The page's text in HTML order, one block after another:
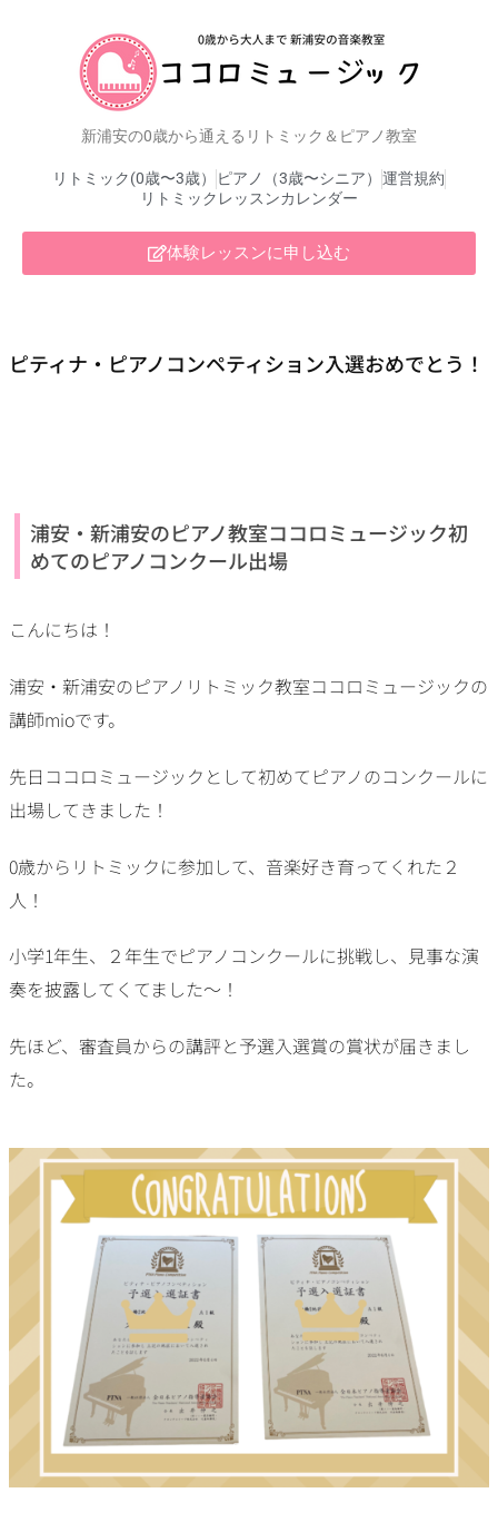
新浦安の0歳から通えるリトミック＆ピアノ教室
リトミック(0歳〜3歳） ピアノ（3歳〜シニア） 運営規約
リトミックレッスンカレンダー
体験レッスンに申し込む
ピティナ・ピアノコンペティション入選おめでとう！
浦安・新浦安のピアノ教室ココロミュージック初
めてのピアノコンクール出場
こんにちは！
浦安・新浦安のピアノリトミック教室ココロミュージックの
講師mioです。
先日ココロミュージックとして初めてピアノのコンクールに
出場してきました！
0歳からリトミックに参加して、音楽好き育ってくれた２
人！
小学1年生、２年生でピアノコンクールに挑戦し、見事な演
奏を披露してくてました〜！
先ほど、審査員からの講評と予選入選賞の賞状が届きまし
た。